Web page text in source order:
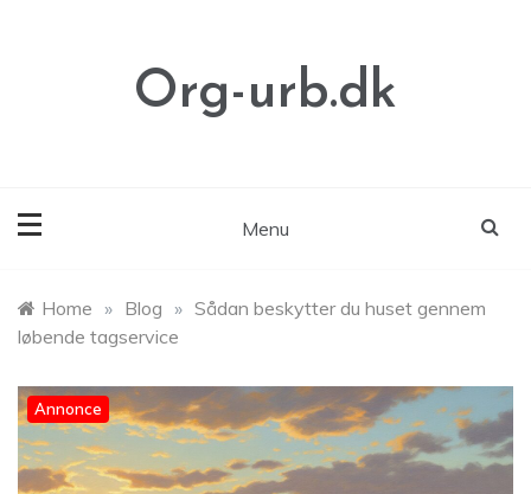
Org-urb.dk
Menu
Home » Blog » Sådan beskytter du huset gennem
løbende tagservice
Annonce